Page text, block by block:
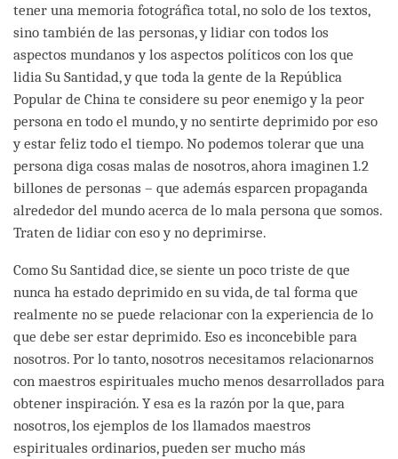
tener una memoria fotográfica total, no solo de los textos,
sino también de las personas, y lidiar con todos los
aspectos mundanos y los aspectos políticos con los que
lidia Su Santidad, y que toda la gente de la República
Popular de China te considere su peor enemigo y la peor
persona en todo el mundo, y no sentirte deprimido por eso
y estar feliz todo el tiempo. No podemos tolerar que una
persona diga cosas malas de nosotros, ahora imaginen 1.2
billones de personas – que además esparcen propaganda
alrededor del mundo acerca de lo mala persona que somos.
Traten de lidiar con eso y no deprimirse.
Como Su Santidad dice, se siente un poco triste de que
nunca ha estado deprimido en su vida, de tal forma que
realmente no se puede relacionar con la experiencia de lo
que debe ser estar deprimido. Eso es inconcebible para
nosotros. Por lo tanto, nosotros necesitamos relacionarnos
con maestros espirituales mucho menos desarrollados para
obtener inspiración. Y esa es la razón por la que, para
nosotros, los ejemplos de los llamados maestros
espirituales ordinarios, pueden ser mucho más